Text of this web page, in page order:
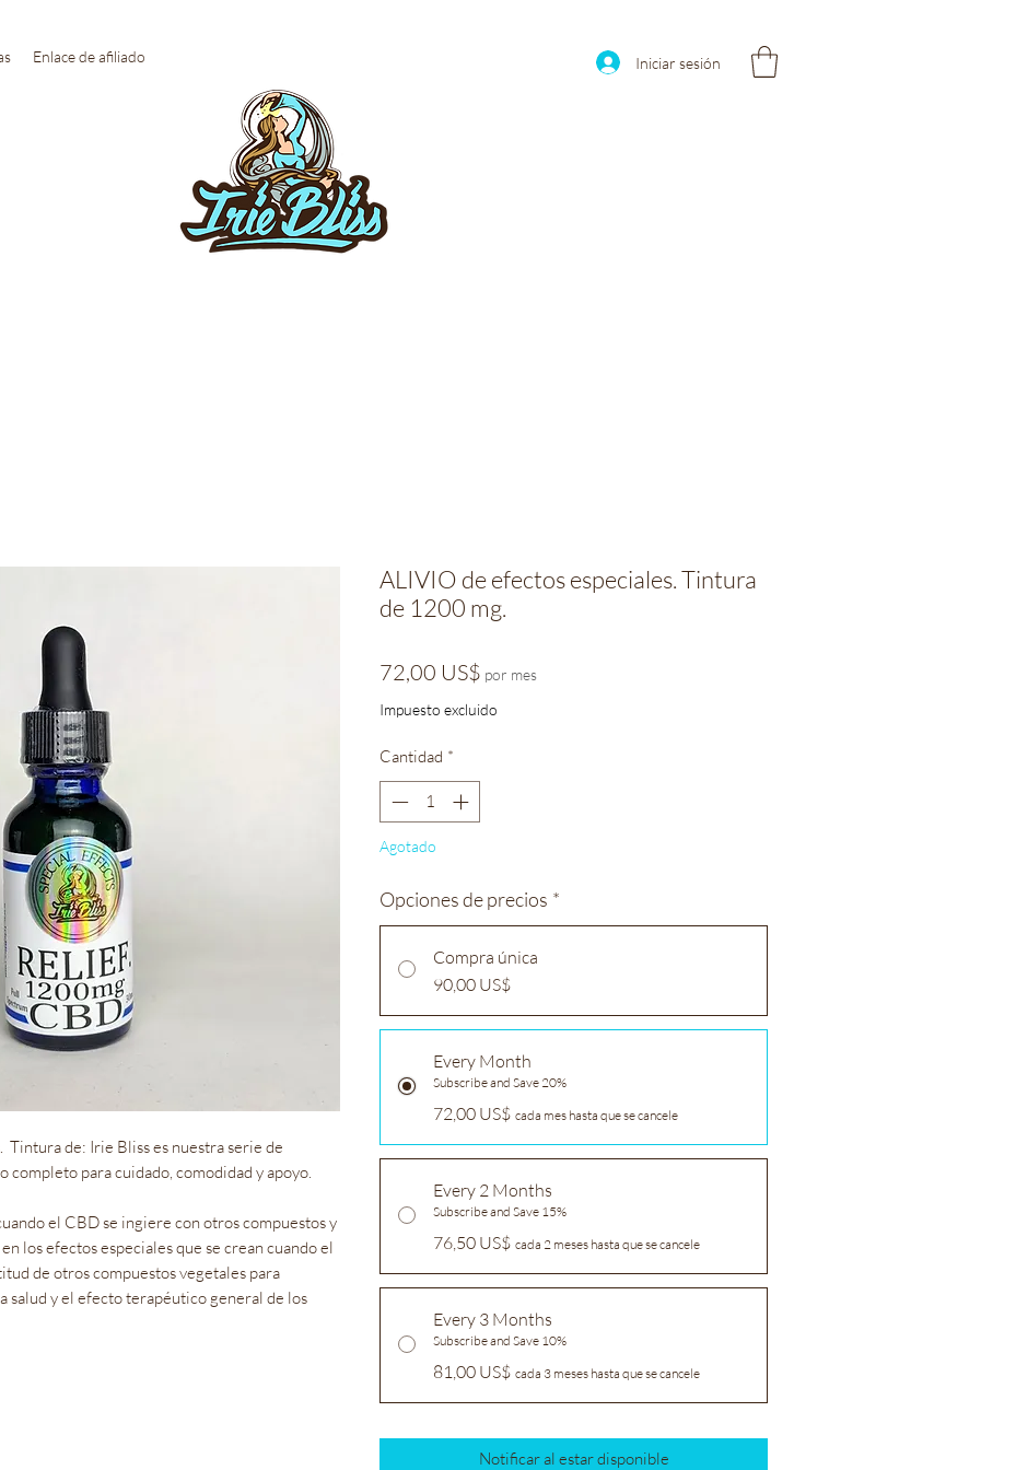
Enlace de afiliado Iniciar sesión
Tintura de: Irie Bliss es nuestra serie de
completo para cuidado, comodidad y apoyo.
el CBD se ingiere con otros compuestos y
los efectos especiales que se crean cuando el
de otros compuestos vegetales para
salud y el efecto terapéutico general de los
ALIVIO de efectos especiales. Tintura
de 1200 mg.
72,00 US$ Precio
por mes
Impuesto excluido
Cantidad *
Agotado
Opciones de precios *
Compra única
90,00 US$
Every Month
Subscribe and Save 20%
72,00 US$ cada mes hasta que se cancele
Every 2 Months
Subscribe and Save 15%
76,50 US$ cada 2 meses hasta que se cancele
Every 3 Months
Subscribe and Save 10%
81,00 US$ cada 3 meses hasta que se cancele
Notificar al estar disponible